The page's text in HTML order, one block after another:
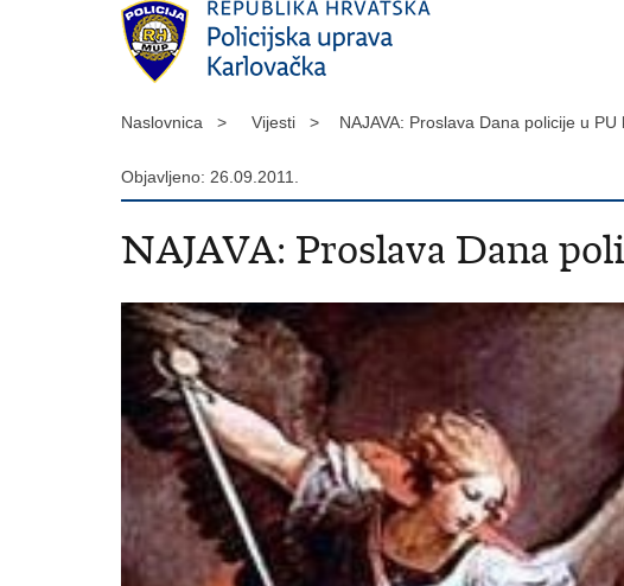
Naslovnica > Vijesti > NAJAVA: Proslava Dana policije u
Objavljeno: 26.09.2011.
NAJAVA: Proslava Dana